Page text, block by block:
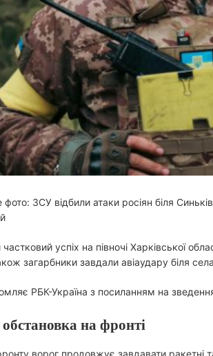
фото: ЗСУ відбили атаки росіян біля
успіх на півночі Харківської
загарбники завдали авіаудару біля
РБК-Україна з посиланням на
на фронті